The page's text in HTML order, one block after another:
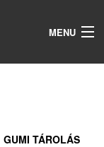
MENU
GUMI TÁROLÁS